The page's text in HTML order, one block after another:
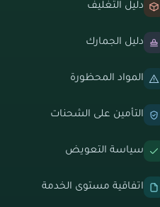
دليل التغليف
دليل الجمارك
المواد المحظورة
التأمين على الشحنات
سياسة التعويض
اتفاقية مستوى الخدمة